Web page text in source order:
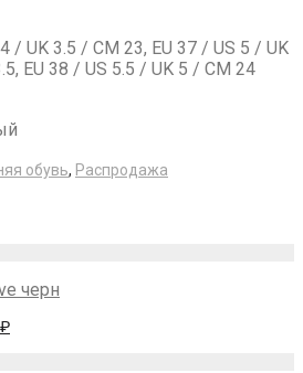
4 / UK 3.5 / СМ 23, EU 37 / US 5 / UK
EU 38 / US 5.5 / UK 5 / СМ 24
обувь, Распродажа
черн
₽Текущая